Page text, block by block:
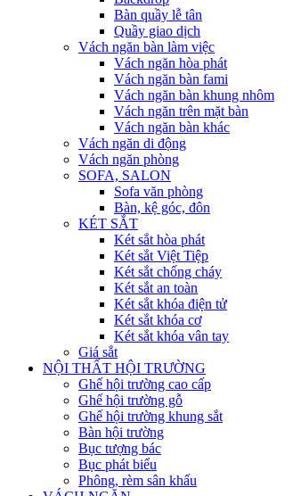
Bàn quầy lễ tân
Quầy giao dịch
Vách ngăn bàn làm việc
Vách ngăn hòa phát
Vách ngăn bàn fami
Vách ngăn bàn khung nhôm
Vách ngăn trên mặt bàn
Vách ngăn bàn khác
Vách ngăn di động
Vách ngăn phòng
SOFA, SALON
Sofa văn phòng
Bàn, kệ góc, đôn
KÉT SẮT
Két sắt hòa phát
Két sắt Việt Tiệp
Két sắt chống cháy
Két sắt an toàn
Két sắt khóa điện tử
Két sắt khóa cơ
Két sắt khóa vân tay
Giá sắt
NỘI THẤT HỘI TRƯỜNG
Ghế hội trường cao cấp
Ghế hội trường gỗ
Ghế hội trường khung sắt
Bàn hội trường
Bục tượng bác
Bục phát biểu
Phông, rèm sân khấu